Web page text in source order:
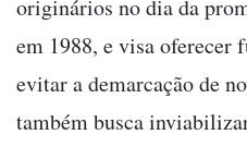
originários no dia da
em 1988, e visa oferecer
evitar a demarcação de
também busca